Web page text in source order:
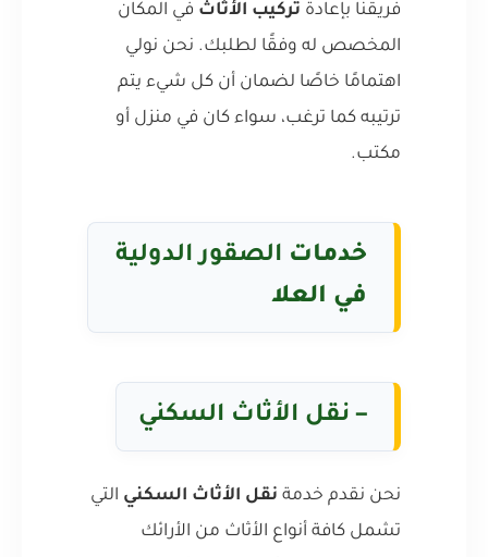
فريقنا بإعادة تركيب الأثاث في المكان
المخصص له وفقًا لطلبك. نحن نولي
اهتمامًا خاصًا لضمان أن كل شيء يتم
ترتيبه كما ترغب، سواء كان في منزل أو
مكتب.
خدمات الصقور الدولية
في العلا
– نقل الأثاث السكني
نحن نقدم خدمة نقل الأثاث السكني التي
تشمل كافة أنواع الأثاث من الأرائك